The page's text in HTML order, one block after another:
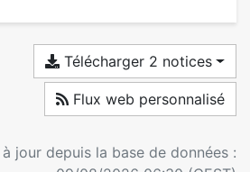
Télécharger 2 notices
Flux web personnalisé
jour depuis la base de données :